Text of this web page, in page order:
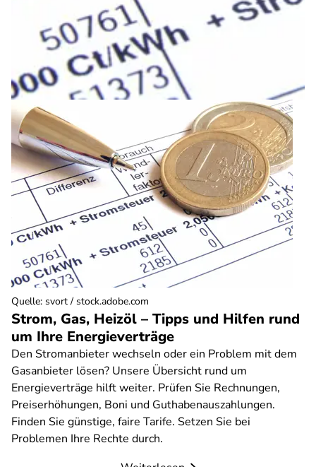
Strom, Gas, Heizöl – Tipps und Hilfen rund
um Ihre Energieverträge
Den Stromanbieter wechseln oder ein Problem mit dem
Gasanbieter lösen? Unsere Übersicht rund um
Energieverträge hilft weiter. Prüfen Sie Rechnungen,
Preiserhöhungen, Boni und Guthabenauszahlungen.
Finden Sie günstige, faire Tarife. Setzen Sie bei
Problemen Ihre Rechte durch.
Quelle: svort / stock.adobe.com